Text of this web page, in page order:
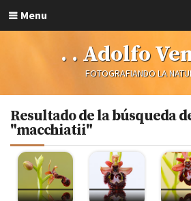
Menu
. . Adolfo
FOTOGRAFIANDO LA
Resultado de la búsqueda
"macchiatii"